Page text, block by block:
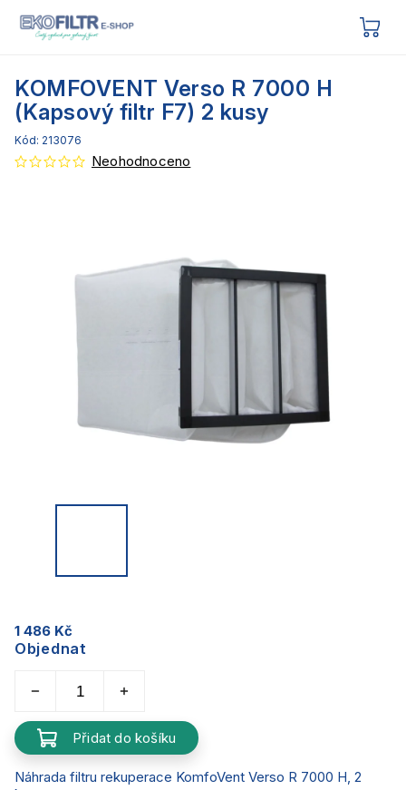
KOMFOVENT Verso R 7000 H
(Kapsový filtr F7) 2 kusy
Kód: 213076
Neohodnoceno
1 486 Kč
Objednat
Přidat do košíku
Náhrada filtru rekuperace KomfoVent Verso R 7000 H, 2